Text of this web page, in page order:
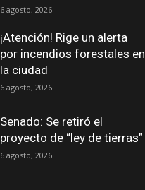
6 agosto, 2026
¡Atención! Rige un alerta
por incendios forestales en
la ciudad
6 agosto, 2026
Senado: Se retiró el
proyecto de “ley de tierras”
6 agosto, 2026